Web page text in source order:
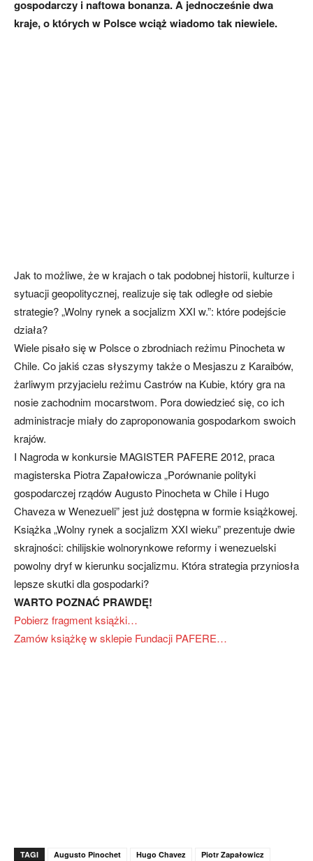
gospodarczy i naftowa bonanza. A jednocześnie dwa
kraje, o których w Polsce wciąż wiadomo tak niewiele.
Jak to możliwe, że w krajach o tak podobnej historii, kulturze i
sytuacji geopolitycznej, realizuje się tak odległe od siebie
strategie? „Wolny rynek a socjalizm XXI w.”: które podejście
działa?
Wiele pisało się w Polsce o zbrodniach reżimu Pinocheta w
Chile. Co jakiś czas słyszymy także o Mesjaszu z Karaibów,
żarliwym przyjacielu reżimu Castrów na Kubie, który gra na
nosie zachodnim mocarstwom. Pora dowiedzieć się, co ich
administracje miały do zaproponowania gospodarkom swoich
krajów.
I Nagroda w konkursie MAGISTER PAFERE 2012, praca
magisterska Piotra Zapałowicza „Porównanie polityki
gospodarczej rządów Augusto Pinocheta w Chile i Hugo
Chaveza w Wenezueli” jest już dostępna w formie książkowej.
Książka „Wolny rynek a socjalizm XXI wieku” prezentuje dwie
skrajności: chilijskie wolnorynkowe reformy i wenezuelski
powolny dryf w kierunku socjalizmu. Która strategia przyniosła
lepsze skutki dla gospodarki?
WARTO POZNAĆ PRAWDĘ!
Pobierz fragment książki…
Zamów książkę w sklepie Fundacji PAFERE…
TAGI Augusto Pinochet Hugo Chavez
Piotr Zapałowicz